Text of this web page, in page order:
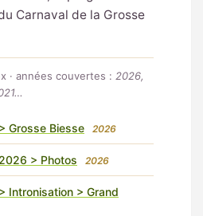
Carnaval de la Grosse
· années couvertes : 2026,
Grosse Biesse 2026
> Photos 2026
Intronisation > Grand